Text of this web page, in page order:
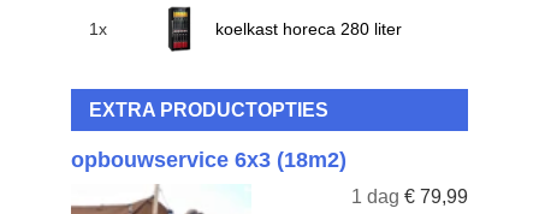
1x koelkast horeca 280 liter
EXTRA PRODUCTOPTIES
opbouwservice 6x3 (18m2)
1 dag € 79,99